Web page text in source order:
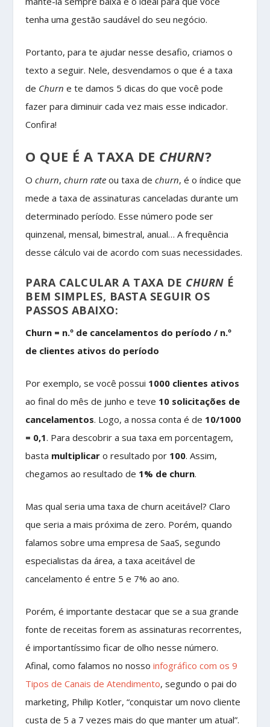
tenha uma gestão saudável do seu negócio.
Portanto, para te ajudar nesse desafio, criamos o
texto a seguir. Nele, desvendamos o que é a taxa
de Churn e te damos 5 dicas do que você pode
fazer para diminuir cada vez mais esse indicador.
Confira!
O QUE É A TAXA DE CHURN?
Ochurn,churn rate ou taxa de churn, é o índice que
mede a taxa de assinaturas canceladas durante um
determinado período. Esse número pode ser
quinzenal, mensal, bimestral, anual… A frequência
desse cálculo vai de acordo com suas necessidades.
PARA CALCULAR A TAXA DE CHURN É
BEM SIMPLES, BASTA SEGUIR OS
PASSOS ABAIXO:
Churn = n.º de cancelamentos do período / n.º
de clientes ativos do período
Por exemplo, se você possui 1000 clientes ativos
ao final do mês de junho e teve 10 solicitações de
cancelamentos. Logo, a nossa conta é de 10/1000
= 0,1. Para descobrir a sua taxa em porcentagem,
basta multiplicaro resultado por 100. Assim,
chegamos ao resultado de 1% de churn.
Mas qual seria uma taxa de churn aceitável? Claro
que seria a mais próxima de zero. Porém, quando
falamos sobre uma empresa de SaaS, segundo
especialistas da área, a taxa aceitável de
cancelamento é entre 5 e 7% ao ano.
Porém, é importante destacar que se a sua grande
fonte de receitas forem as assinaturas recorrentes,
é importantíssimo ficar de olho nesse número.
Afinal, como falamos no nossoinfográfico com os 9
Tipos de Canais de Atendimento, segundo o pai do
marketing, Philip Kotler, “conquistar um novo cliente
custa de 5 a 7 vezes mais do que manter um atual”.